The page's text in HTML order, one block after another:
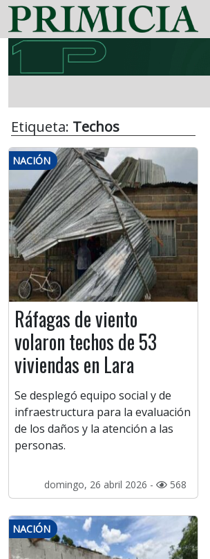
Etiqueta: Techos
NACIÓN
Ráfagas de viento
volaron techos de 53
viviendas en Lara
Se desplegó equipo social y de
infraestructura para la evaluación
de los daños y la atención a las
personas.
domingo, 26 abril 2026 - 568
NACIÓN